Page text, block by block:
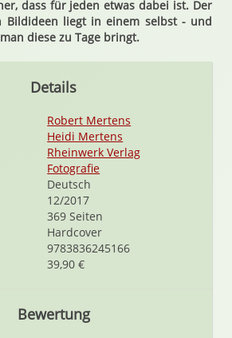
dass für jeden etwas dabei ist. Der
Bildideen liegt in einem selbst - und
diese zu Tage bringt.
Details
Robert Mertens
Heidi Mertens
Rheinwerk Verlag
Fotografie
Deutsch
12/2017
369 Seiten
Hardcover
9783836245166
39,90 €
Bewertung